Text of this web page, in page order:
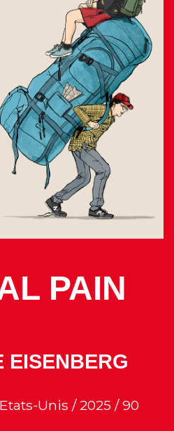
PAIN
EISENBERG
Unis / 2025 / 90